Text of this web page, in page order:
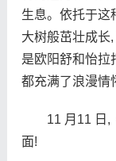
生息。依托于这
大树般茁壮成长
是欧阳舒和怡拉
都充满了浪漫情
11 月11 日,《
面!